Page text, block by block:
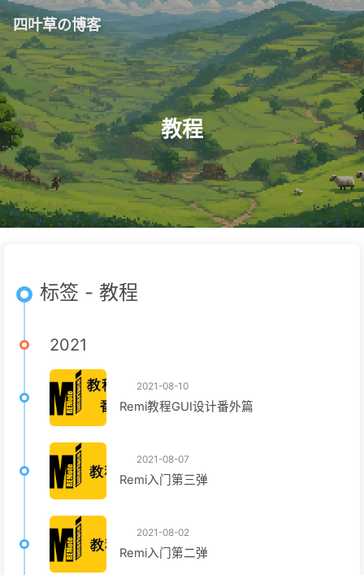
四叶草の博客
教程
标签 - 教程
2021
2021-08-10
Remi教程GUI设计番外篇
2021-08-07
Remi入门第三弹
2021-08-02
Remi入门第二弹